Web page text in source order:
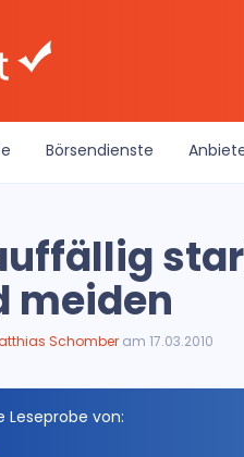
Börsendienste
meiden
Schomber am 17.03.2010
Leseprobe von: